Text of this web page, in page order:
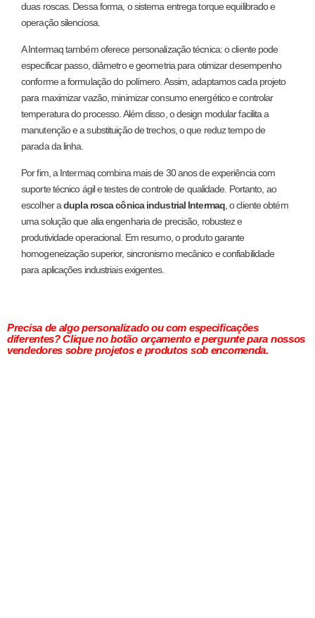
duas roscas. Dessa forma, o sistema entrega torque equilibrado e
operação silenciosa.
A Intermaq também oferece personalização técnica: o cliente pode
especificar passo, diâmetro e geometria para otimizar desempenho
conforme a formulação do polímero. Assim, adaptamos cada projeto
para maximizar vazão, minimizar consumo energético e controlar
temperatura do processo. Além disso, o design modular facilita a
manutenção e a substituição de trechos, o que reduz tempo de
parada da linha.
Por fim, a Intermaq combina mais de 30 anos de experiência com
suporte técnico ágil e testes de controle de qualidade. Portanto, ao
escolher adupla rosca cônica industrial Intermaq, o cliente obtém
uma solução que alia engenharia de precisão, robustez e
produtividade operacional. Em resumo, o produto garante
homogeneização superior, sincronismo mecânico e confiabilidade
para aplicações industriais exigentes.
Precisa de algo personalizado ou com especificações
diferentes? Clique no botão orçamento e pergunte para nossos
vendedores sobre projetos e produtos sob encomenda.